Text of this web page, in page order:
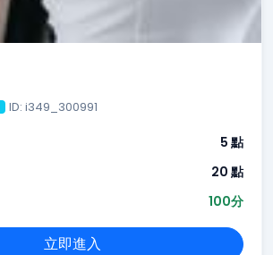
ID: i349_300991
5 點
20 點
100分
立即進入